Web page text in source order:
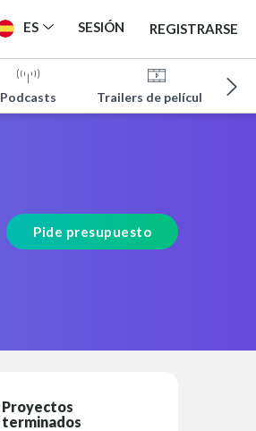
ES SESIÓN REGISTRARSE
Podcasts Trailers de películas
Pide presupuesto
Proyectos
terminados